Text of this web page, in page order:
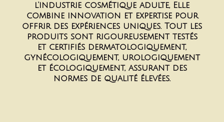
l'industrie cosmétique adulte, Elle
combine innovation et expertise pour
offrir des expériences uniques. Tout les
produits sont rigoureusement testés
et certifiés dermatologiquement,
gynécologiquement, urologiquement
et écologiquement, assurant des
normes de qualité élevées.